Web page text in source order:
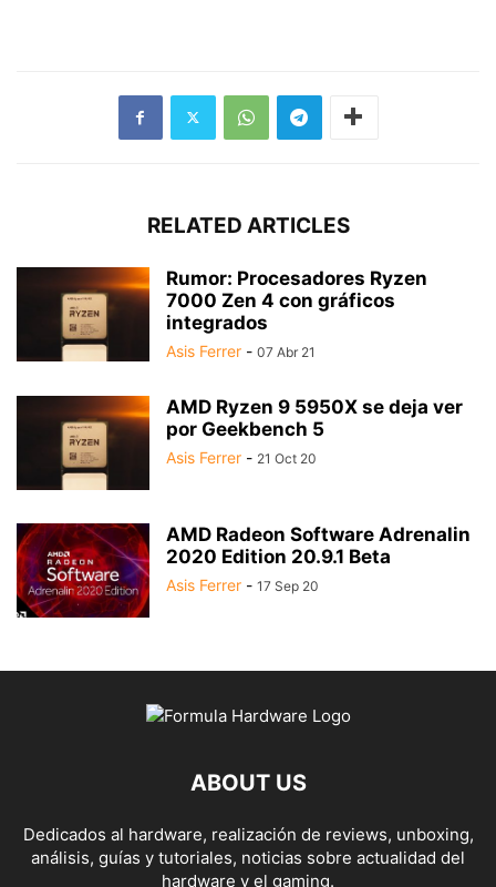
RELATED ARTICLES
Rumor: Procesadores Ryzen
7000 Zen 4 con gráficos
integrados
Asis Ferrer - 07 Abr 21
AMD Ryzen 9 5950X se deja ver
por Geekbench 5
Asis Ferrer - 21 Oct 20
AMD Radeon Software Adrenalin
2020 Edition 20.9.1 Beta
Asis Ferrer - 17 Sep 20
ABOUT US
Dedicados al hardware, realización de reviews, unboxing,
análisis, guías y tutoriales, noticias sobre actualidad del
hardware y el gaming.